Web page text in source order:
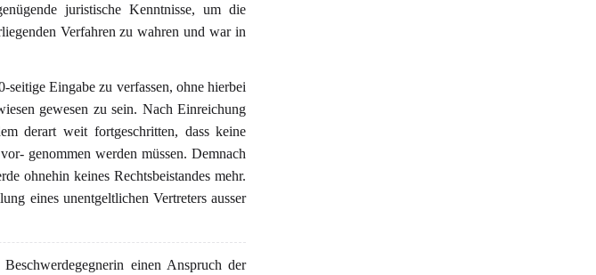
juristische Kenntnisse, um die
Verfahren zu wahren und war in
Eingabe zu verfassen, ohne hierbei
gewesen zu sein. Nach Einreichung
derart weit fortgeschritten, dass keine
genommen werden müssen. Demnach
ohnehin keines Rechtsbeistandes mehr.
eines unentgeltlichen Vertreters ausser
einen Anspruch der